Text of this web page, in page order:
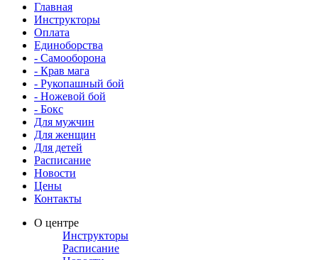
Главная
Инструкторы
Оплата
Единоборства
- Самооборона
- Крав мага
- Рукопашный бой
- Ножевой бой
- Бокс
Для мужчин
Для женщин
Для детей
Расписание
Новости
Цены
Контакты
О центре
Инструкторы
Расписание